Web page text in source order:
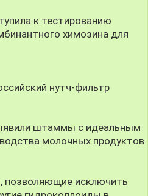
к тестированию
химозина для
нутч-фильтр
штаммы с идеальным
молочных продуктов
исключить